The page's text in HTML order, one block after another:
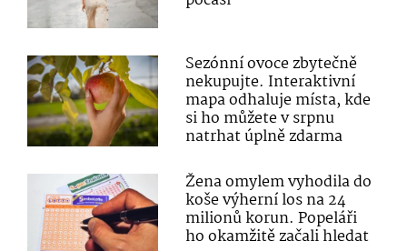
Sezónní ovoce zbytečně
nekupujte. Interaktivní
mapa odhaluje místa, kde
si ho můžete v srpnu
natrhat úplně zdarma
Žena omylem vyhodila do
koše výherní los na 24
milionů korun. Popeláři
ho okamžitě začali hledat